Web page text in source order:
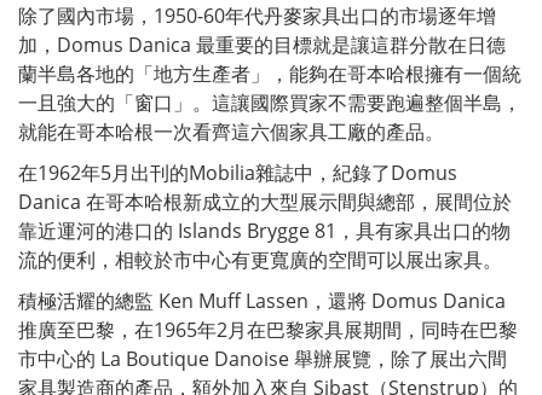
除了國內市場，1950-60年代丹麥家具出口的市場逐年增
加，Domus Danica 最重要的目標就是讓這群分散在日德
蘭半島各地的「地方生產者」，能夠在哥本哈根擁有一個統
一且強大的「窗口」。這讓國際買家不需要跑遍整個半島，
就能在哥本哈根一次看齊這六個家具工廠的產品。
在1962年5月出刊的Mobilia雜誌中，紀錄了Domus
Danica 在哥本哈根新成立的大型展示間與總部，展間位於
靠近運河的港口的 Islands Brygge 81，具有家具出口的物
流的便利，相較於市中心有更寬廣的空間可以展出家具。
積極活耀的總監 Ken Muff Lassen，還將 Domus Danica
推廣至巴黎，在1965年2月在巴黎家具展期間，同時在巴黎
市中心的 La Boutique Danoise 舉辦展覽，除了展出六間
家具製造商的產品，額外加入來自 Sibast（Stenstrup）的